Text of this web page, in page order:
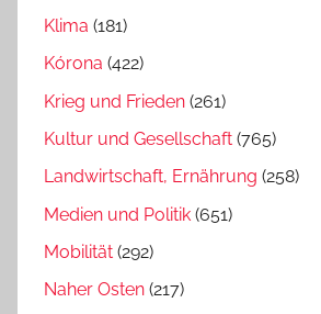
Klima (181)
Kórona (422)
Krieg und Frieden (261)
Kultur und Gesellschaft (765)
Landwirtschaft, Ernährung (258)
Medien und Politik (651)
Mobilität (292)
Naher Osten (217)